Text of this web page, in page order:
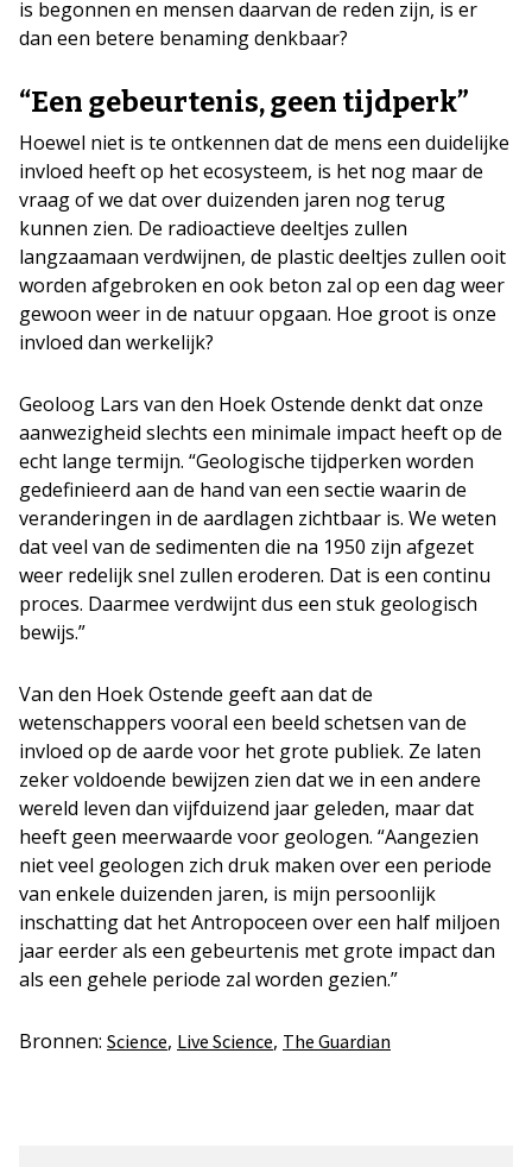
is begonnen en mensen daarvan de reden zijn, is er
dan een betere benaming denkbaar?
“Een gebeurtenis, geen tijdperk”
Hoewel niet is te ontkennen dat de mens een duidelijke
invloed heeft op het ecosysteem, is het nog maar de
vraag of we dat over duizenden jaren nog terug
kunnen zien. De radioactieve deeltjes zullen
langzaamaan verdwijnen, de plastic deeltjes zullen ooit
worden afgebroken en ook beton zal op een dag weer
gewoon weer in de natuur opgaan. Hoe groot is onze
invloed dan werkelijk?
Geoloog Lars van den Hoek Ostende denkt dat onze
aanwezigheid slechts een minimale impact heeft op de
echt lange termijn. “Geologische tijdperken worden
gedefinieerd aan de hand van een sectie waarin de
veranderingen in de aardlagen zichtbaar is. We weten
dat veel van de sedimenten die na 1950 zijn afgezet
weer redelijk snel zullen eroderen. Dat is een continu
proces. Daarmee verdwijnt dus een stuk geologisch
bewijs.”
Van den Hoek Ostende geeft aan dat de
wetenschappers vooral een beeld schetsen van de
invloed op de aarde voor het grote publiek. Ze laten
zeker voldoende bewijzen zien dat we in een andere
wereld leven dan vijfduizend jaar geleden, maar dat
heeft geen meerwaarde voor geologen. “Aangezien
niet veel geologen zich druk maken over een periode
van enkele duizenden jaren, is mijn persoonlijk
inschatting dat het Antropoceen over een half miljoen
jaar eerder als een gebeurtenis met grote impact dan
als een gehele periode zal worden gezien.”
Bronnen: Science, Live Science, The Guardian